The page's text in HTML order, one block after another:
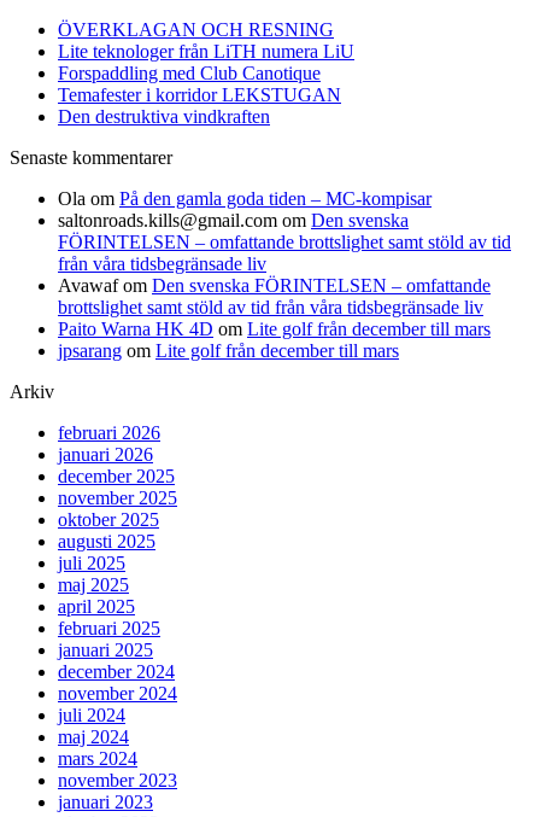
ÖVERKLAGAN OCH RESNING
Lite teknologer från LiTH numera LiU
Forspaddling med Club Canotique
Temafester i korridor LEKSTUGAN
Den destruktiva vindkraften
Senaste kommentarer
Ola om På den gamla goda tiden – MC-kompisar
saltonroads.kills@gmail.com om Den svenska
FÖRINTELSEN – omfattande brottslighet samt stöld av tid
från våra tidsbegränsade liv
Avawafom Den svenska FÖRINTELSEN – omfattande
brottslighet samt stöld av tid från våra tidsbegränsade liv
Paito Warna HK 4D om Lite golf från december till mars
jpsarang om Lite golf från december till mars
Arkiv
februari 2026
januari 2026
december 2025
november 2025
oktober 2025
augusti 2025
juli 2025
maj 2025
april 2025
februari 2025
januari 2025
december 2024
november 2024
juli 2024
maj 2024
mars 2024
november 2023
januari 2023